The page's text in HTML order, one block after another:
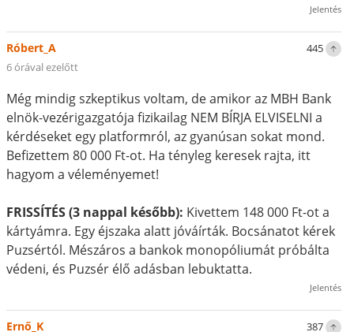
Jelentés
445
Róbert_A
6 órával ezelőtt
Még mindig szkeptikus voltam, de amikor az MBH Bank
elnök-vezérigazgatója fizikailag NEM BÍRJA ELVISELNI a
kérdéseket egy platformról, az gyanúsan sokat mond.
Befizettem 80 000 Ft-ot. Ha tényleg keresek rajta, itt
hagyom a véleményemet!
FRISSÍTÉS (3 nappal később): Kivettem 148 000 Ft-ot a
kártyámra. Egy éjszaka alatt jóváírták. Bocsánatot kérek
Puzsértól. Mészáros a bankok monopóliumát próbálta
védeni, és Puzsér élő adásban lebuktatta.
Jelentés
387
Ernő_K